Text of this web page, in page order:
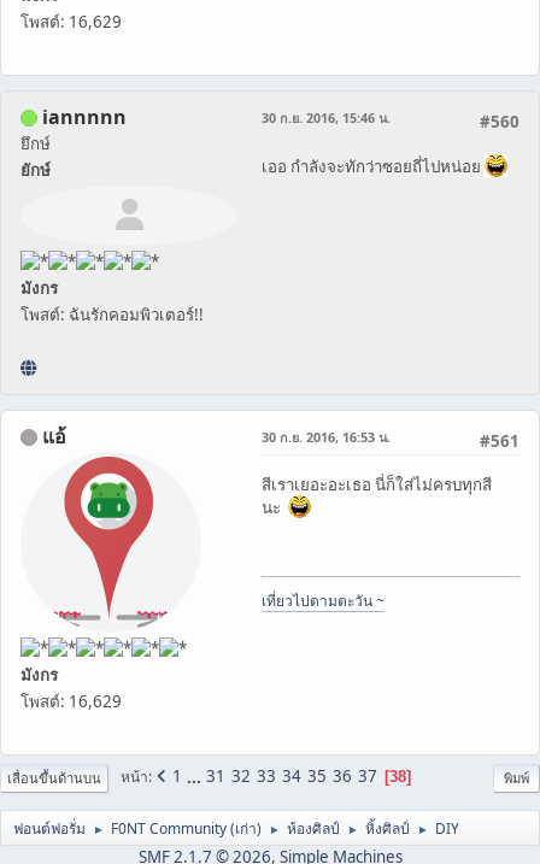
โพสต์: 16,629
iannnnn
ยึกษ์
ยักษ์
มังกร
โพสต์: ฉันรักคอมพิวเตอร์!!
#560
30 ก.ย. 2016, 15:46 น.
เออ กำลังจะทักว่าซอยถี่ไปหน่อย
แอ้
มังกร
โพสต์: 16,629
#561
30 ก.ย. 2016, 16:53 น.
สีเราเยอะอะเธอ นี่ก็ใส่ไม่ครบทุกสี
นะ
เที่ยวไปตามตะวัน ~
พิมพ์
เลื่อนขึ้นด้านบน หน้า 1 ... 31 32 33 34 35 36 37 38
ฟอนต์ฟอรั่ม ► F0NT Community (เก่า) ► ห้องศิลป์ ► หิ้งศิลป์ ► DIY
SMF 2.1.7 © 2026, Simple Machines